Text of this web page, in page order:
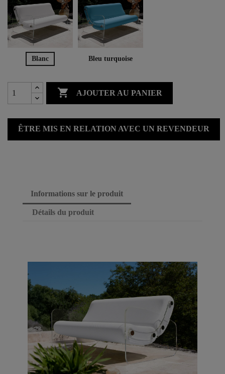
Blanc Bleu turquoise
 AJOUTER AU PANIER
ÊTRE MIS EN RELATION AVEC UN REVENDEUR
Informations sur le produit
Détails du produit